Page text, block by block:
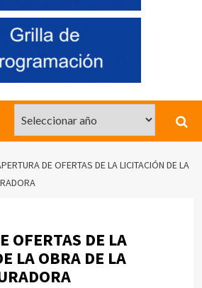
DE OFERTAS DE LA LICITACIÓN DE LA
OFERTAS DE LA
LA OBRA DE LA